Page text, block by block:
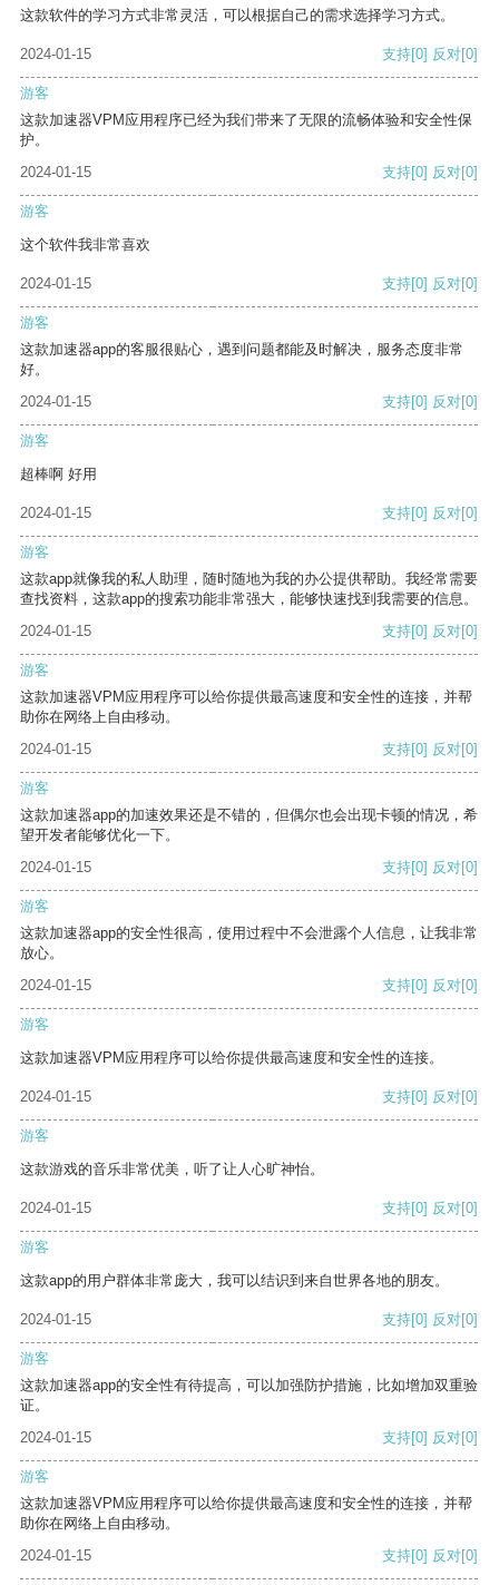
这款软件的学习方式非常灵活，可以根据自己的需求选择学习方式。
2024-01-15 支持[0] 反对[0]
游客
这款加速器VPM应用程序已经为我们带来了无限的流畅体验和安全性保
护。
2024-01-15
支持[0] 反对[0]
游客
这个软件我非常喜欢
2024-01-15 支持[0] 反对[0]
游客
这款加速器app的客服很贴心，遇到问题都能及时解决，服务态度非常
好。
2024-01-15
支持[0] 反对[0]
游客
超棒啊 好用
2024-01-15 支持[0] 反对[0]
游客
这款app就像我的私人助理，随时随地为我的办公提供帮助。我经常需要
查找资料，这款app的搜索功能非常强大，能够快速找到我需要的信息。
2024-01-15
支持[0] 反对[0]
游客
这款加速器VPM应用程序可以给你提供最高速度和安全性的连接，并帮
助你在网络上自由移动。
2024-01-15
支持[0] 反对[0]
游客
这款加速器app的加速效果还是不错的，但偶尔也会出现卡顿的情况，希
望开发者能够优化一下。
2024-01-15
支持[0] 反对[0]
游客
这款加速器app的安全性很高，使用过程中不会泄露个人信息，让我非常
放心。
2024-01-15
支持[0] 反对[0]
游客
这款加速器VPM应用程序可以给你提供最高速度和安全性的连接。
2024-01-15 支持[0] 反对[0]
游客
这款游戏的音乐非常优美，听了让人心旷神怡。
2024-01-15 支持[0] 反对[0]
游客
这款app的用户群体非常庞大，我可以结识到来自世界各地的朋友。
2024-01-15 支持[0] 反对[0]
游客
这款加速器app的安全性有待提高，可以加强防护措施，比如增加双重验
证。
2024-01-15
支持[0] 反对[0]
游客
这款加速器VPM应用程序可以给你提供最高速度和安全性的连接，并帮
助你在网络上自由移动。
2024-01-15
支持[0] 反对[0]